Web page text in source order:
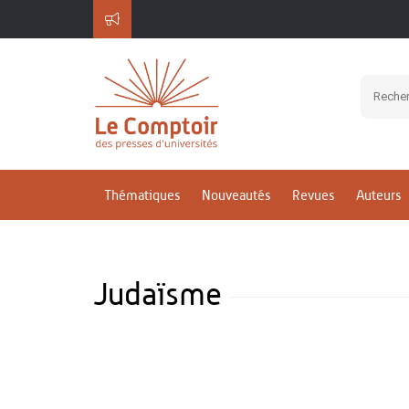
Thématiques Nouveautés Revues Auteurs
Judaïsme